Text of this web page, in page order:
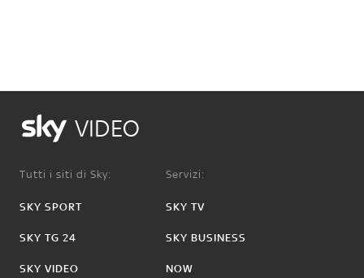
VIDEO
Tutti i siti di Sky:
SKY SPORT
SKY TG 24
SKY VIDEO
Servizi:
SKY TV
SKY BUSINESS
NOW